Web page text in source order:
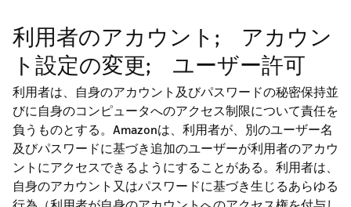
利用者のアカウント; アカウン
ト設定の変更; ユーザー許可
利用者は、自身のアカウント及びパスワードの秘密保持並
びに自身のコンピュータへのアクセス制限について責任を
負うものとする。Amazonは、利用者が、別のユーザー名
及びパスワードに基づき追加のユーザーが利用者のアカウ
ントにアクセスできるようにすることがある。利用者は、
自身のアカウント又はパスワードに基づき生じるあらゆる